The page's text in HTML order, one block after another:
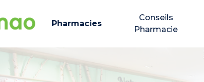
Pharmacies
Conseils
Pharmacie